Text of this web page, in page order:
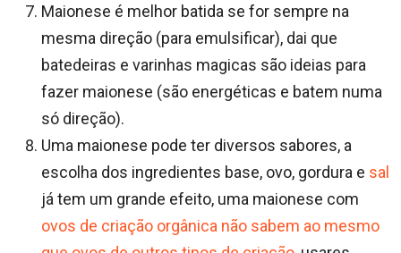
Maionese é melhor batida se for sempre na
mesma direção (para emulsificar), dai que
batedeiras e varinhas magicas são ideias para
fazer maionese (são energéticas e batem numa
só direção).
Uma maionese pode ter diversos sabores, a
escolha dos ingredientes base, ovo, gordura e sal
já tem um grande efeito, uma maionese com
ovos de criação orgânica não sabem ao mesmo